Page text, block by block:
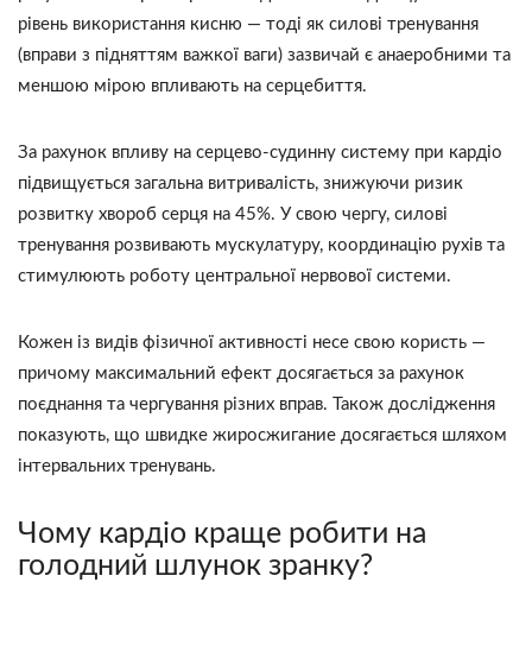
рівень використання кисню — тоді як силові тренування
(вправи з підняттям важкої ваги) зазвичай є анаеробними та
меншою мірою впливають на серцебиття.
За рахунок впливу на серцево-судинну систему при кардіо
підвищується загальна витривалість, знижуючи ризик
розвитку хвороб серця на 45%. У свою чергу, силові
тренування розвивають мускулатуру, координацію рухів та
стимулюють роботу центральної нервової системи.
Кожен із видів фізичної активності несе свою користь —
причому максимальний ефект досягається за рахунок
поєднання та чергування різних вправ. Також дослідження
показують, що швидке жиросжигание досягається шляхом
інтервальних тренувань.
Чому кардіо краще робити на
голодний шлунок зранку?